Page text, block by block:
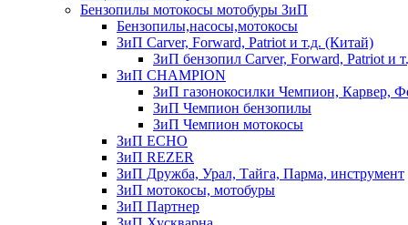
Бензопилы мотокосы мотобуры ЗиП
Бензопилы,насосы,мотокосы
ЗиП Carver, Forward, Patriot и т.д. (Китай)
ЗиП бензопил Carver, Forward, Patriot и
ЗиП CHAMPION
ЗиП газонокосилки Чемпион, Карвер,
ЗиП Чемпион бензопилы
ЗиП Чемпион мотокосы
ЗиП ECHO
ЗиП REZER
ЗиП Дружба, Урал, Тайга, Парма, инструмент
ЗиП мотокосы, мотобуры
ЗиП Партнер